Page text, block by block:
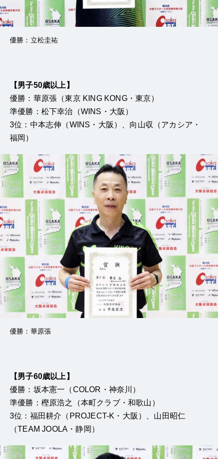
優勝：立松圭祐
【男子50歳以上】
優勝：華原張（東京 KING KONG・東京）
準優勝：松下幸治（WINS・大阪）
3位：中本志伸（WINS・大阪）、向山収（アカシア・
福岡）
優勝：華原張
【男子60歳以上】
優勝：坂本憲一（COLOR・神奈川）
準優勝：樫原浩之（本町クラブ・和歌山）
3位：福田耕介（PROJECT-K・大阪）、山田昭仁
（TEAM JOOLA・静岡）